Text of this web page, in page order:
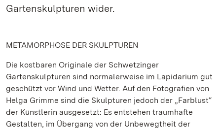
Gartenskulpturen wider.
METAMORPHOSE DER SKULPTUREN
Die kostbaren Originale der Schwetzinger
Gartenskulpturen sind normalerweise im Lapidarium gut
geschützt vor Wind und Wetter. Auf den Fotografien von
Helga Grimme sind die Skulpturen jedoch der „Farblust“
der Künstlerin ausgesetzt: Es entstehen traumhafte
Gestalten, im Übergang von der Unbewegtheit der